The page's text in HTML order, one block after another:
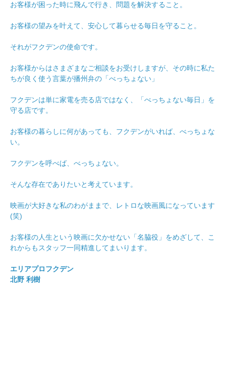
お客様が困った時に飛んで行き、問題を解決すること。
お客様の望みを叶えて、安心して暮らせる毎日を守ること。
それがフクデンの使命です。
お客様からはさまざまなご相談をお受けしますが、その時に私た
ちが良く使う言葉が播州弁の「べっちょない」
フクデンは単に家電を売る店ではなく、「べっちょない毎日」を
守る店です。
お客様の暮らしに何があっても、フクデンがいれば、べっちょな
い。
フクデンを呼べば、べっちょない。
そんな存在でありたいと考えています。
映画が大好きな私のわがままで、レトロな映画風になっています
(笑)
お客様の人生という映画に欠かせない「名脇役」をめざして、こ
れからもスタッフ一同精進してまいります。
エリアプロフクデン
北野 利樹